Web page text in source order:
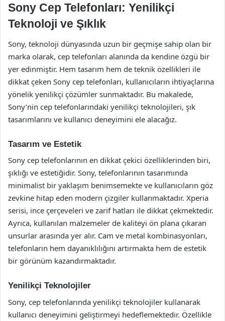
Sony Cep Telefonları: Yenilikçi
Teknoloji ve Şıklık
Sony, teknoloji dünyasında uzun bir geçmişe sahip olan bir
marka olarak, cep telefonları alanında da kendine özgü bir
yer edinmiştir. Hem tasarım hem de teknik özellikleri ile
dikkat çeken Sony cep telefonları, kullanıcıların ihtiyaçlarına
yönelik yenilikçi çözümler sunmaktadır. Bu makalede,
Sony’nin cep telefonlarındaki yenilikçi teknolojileri, şık
tasarımlarını ve kullanıcı deneyimini ele alacağız.
Tasarım ve Estetik
Sony cep telefonlarının en dikkat çekici özelliklerinden biri,
şıklığı ve estetiğidir. Sony, telefonlarının tasarımında
minimalist bir yaklaşım benimsemekte ve kullanıcıların göz
zevkine hitap eden modern çizgiler kullanmaktadır. Xperia
serisi, ince çerçeveleri ve zarif hatları ile dikkat çekmektedir.
Ayrıca, kullanılan malzemeler de kaliteyi ön plana çıkaran
unsurlar arasında yer alır. Cam ve metal kombinasyonları,
telefonların hem dayanıklılığını artırmakta hem de estetik
bir görünüm kazandırmaktadır.
Yenilikçi Teknolojiler
Sony, cep telefonlarında yenilikçi teknolojiler kullanarak
kullanıcı deneyimini geliştirmeyi hedeflemektedir. Özellikle